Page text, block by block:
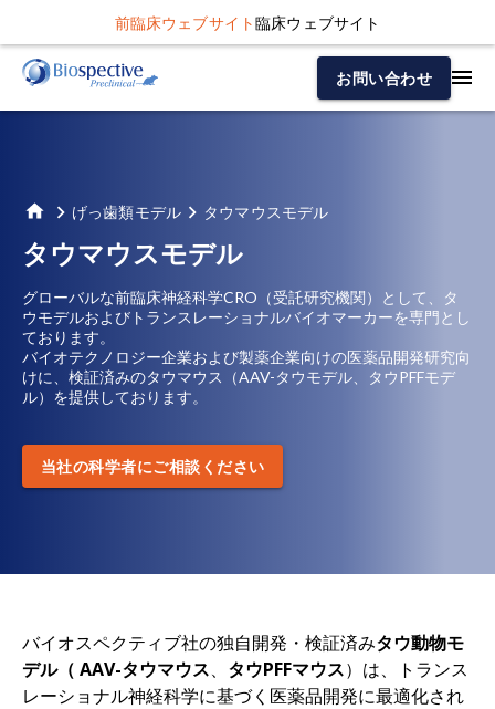
前臨床ウェブサイト臨床ウェブサイト
お問い合わせ
げっ歯類モデル タウマウスモデル
タウマウスモデル
グローバルな前臨床神経科学CRO（受託研究機関）として、タ
ウモデルおよびトランスレーショナルバイオマーカーを専門とし
ております。
バイオテクノロジー企業および製薬企業向けの医薬品開発研究向
けに、検証済みのタウマウス（AAV-タウモデル、タウPFFモデ
ル）を提供しております。
当社の科学者にご相談ください
バイオスペクティブ社の独自開発・検証済みタウ動物モ
デル（ AAV-タウマウス、 タウPFFマウス）は、トランス
レーショナル神経科学に基づく医薬品開発に最適化され